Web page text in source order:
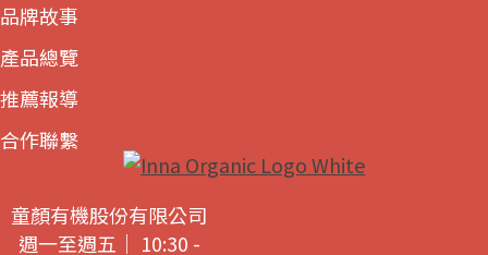
品牌故事
產品總覽
推薦報導
合作聯繫
童顏有機股份有限公司
週一至週五｜ 10:30 -